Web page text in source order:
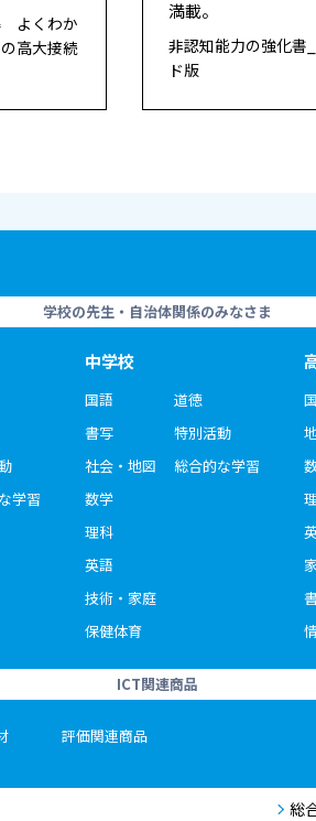
よくわか
高大接続
満載。
非認知能力の強化書
ド版
学校の先生・自治体関係のみなさま
学習
中学校
国語
書写
社会・地図
数学
理科
英語
技術・家庭
保健体育
道徳
特別活動
総合的な学習
ICT関連商品
評価関連商品
総